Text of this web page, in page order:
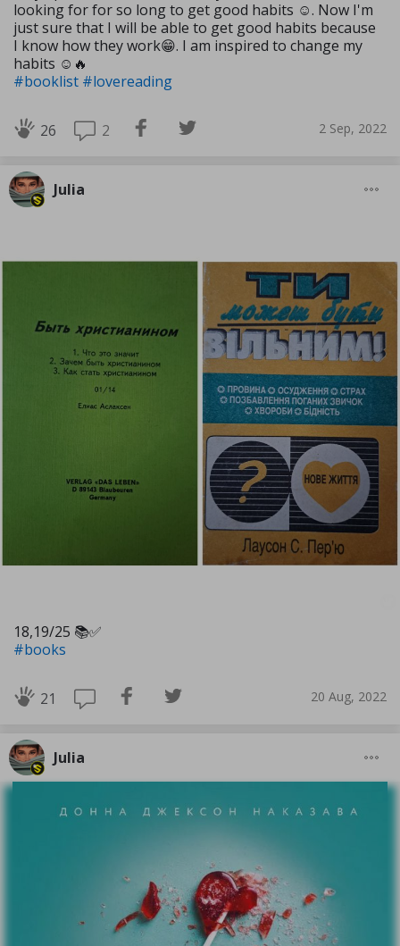
looking for for so long to get good habits ☺️. Now I'm
just sure that I will be able to get good habits because
I know how they work😁. I am inspired to change my
habits ☺🔥
#booklist #lovereading
26 2 2 Sep, 2022
Julia
18,19/25 📚✅️
#books
21 20 Aug, 2022
Julia